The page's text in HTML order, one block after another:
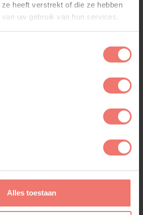
heeft verstrekt of die ze hebben
uw gebruik van hun services.
Alles toestaan